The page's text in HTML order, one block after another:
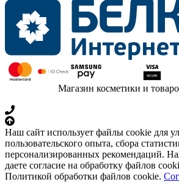
Магазин косметики и
Наш сайт использует файлы cookie для
пользовательского опыта, сбора
персонализированных рекомендаций.
даете согласие на обработку файлов
Политикой обработки файлов cookie.